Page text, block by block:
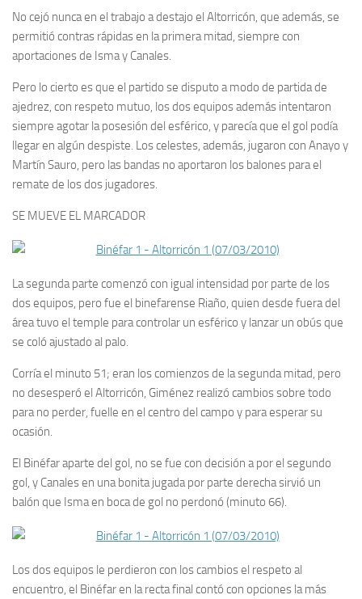
No cejó nunca en el trabajo a destajo el Altorricón, que además, se
permitió contras rápidas en la primera mitad, siempre con
aportaciones de Isma y Canales.
Pero lo cierto es que el partido se disputo a modo de partida de
ajedrez, con respeto mutuo, los dos equipos además intentaron
siempre agotar la posesión del esférico, y parecía que el gol podía
llegar en algún despiste. Los celestes, además, jugaron con Anayo y
Martín Sauro, pero las bandas no aportaron los balones para el
remate de los dos jugadores.
SE MUEVE EL MARCADOR
La segunda parte comenzó con igual intensidad por parte de los
dos equipos, pero fue el binefarense Riaño, quien desde fuera del
área tuvo el temple para controlar un esférico y lanzar un obús que
se coló ajustado al palo.
Corría el minuto 51; eran los comienzos de la segunda mitad, pero
no desesperó el Altorricón, Giménez realizó cambios sobre todo
para no perder, fuelle en el centro del campo y para esperar su
ocasión.
El Binéfar aparte del gol, no se fue con decisión a por el segundo
gol, y Canales en una bonita jugada por parte derecha sirvió un
balón que Isma en boca de gol no perdonó (minuto 66).
Los dos equipos le perdieron con los cambios el respeto al
encuentro, el Binéfar en la recta final contó con opciones la más